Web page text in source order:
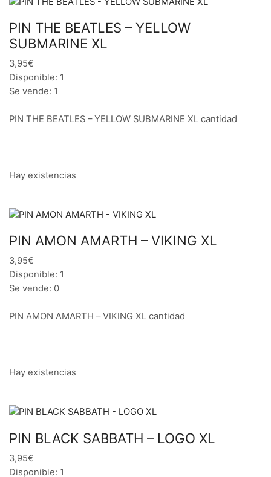
PIN THE BEATLES – YELLOW
SUBMARINE XL
3,95€
Disponible: 1
Se vende: 1
PIN THE BEATLES – YELLOW SUBMARINE XL cantidad
Hay existencias
PIN AMON AMARTH – VIKING XL
3,95€
Disponible: 1
Se vende: 0
PIN AMON AMARTH – VIKING XL cantidad
Hay existencias
PIN BLACK SABBATH – LOGO XL
3,95€
Disponible: 1